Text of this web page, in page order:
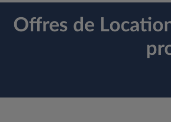
Offres de